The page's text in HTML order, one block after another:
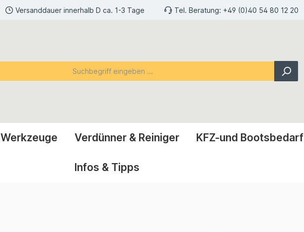
Versanddauer innerhalb D ca. 1-3 Tage Tel. Beratung: +49 (0)40 54 80 12 20
Werkzeuge Verdünner & Reiniger KFZ-und Bootsbedarf
Infos & Tipps